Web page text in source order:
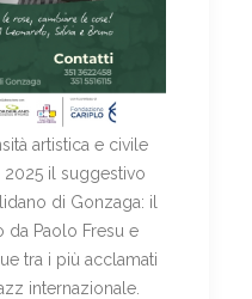
artistica e civile
il suggestivo
di Gonzaga: il
Paolo Fresu e
tra i più acclamati
internazionale.